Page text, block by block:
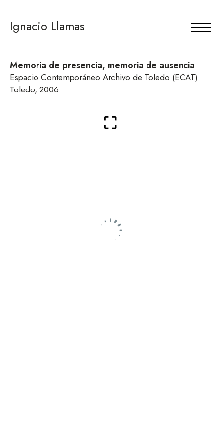
Ignacio Llamas
Memoria de presencia, memoria de ausencia
Espacio Contemporáneo Archivo de Toledo (ECAT).
Toledo, 2006.